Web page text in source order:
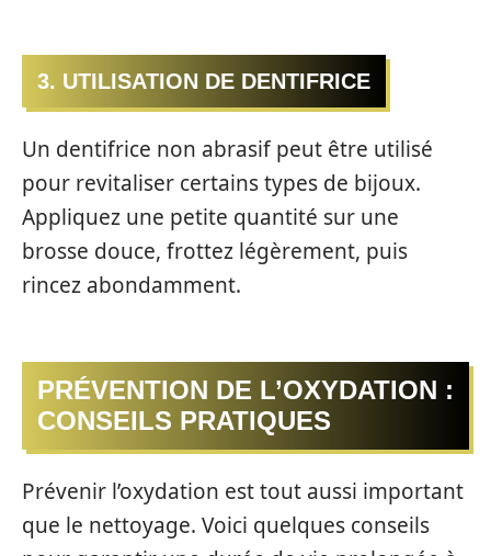
3. UTILISATION DE DENTIFRICE
Un dentifrice non abrasif peut être utilisé
pour revitaliser certains types de bijoux.
Appliquez une petite quantité sur une
brosse douce, frottez légèrement, puis
rincez abondamment.
PRÉVENTION DE L’OXYDATION :
CONSEILS PRATIQUES
Prévenir l’oxydation est tout aussi important
que le nettoyage. Voici quelques conseils